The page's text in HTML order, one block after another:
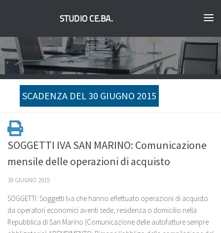
STUDIO CE.BA.
SCADENZA DEL 30 GIUGNO 2015
SOGGETTI IVA SAN MARINO: Comunicazione
mensile delle operazioni di acquisto
30 GIUGNO 2015
SOGGETTI: Soggetti Iva che hanno effettuato operazioni di acquisto
da operatori economici aventi sede, residenza o domicilio nella
Repubblica di San Marino (Comunicazione delle autofatture sempre